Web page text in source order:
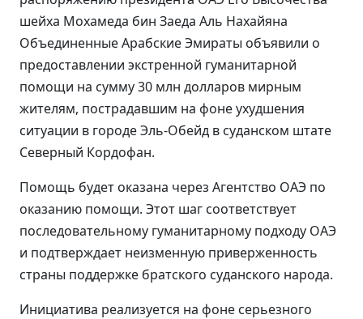
шейха Мохамеда бин Заеда Аль Нахайяна
Объединенные Арабские Эмираты объявили о
предоставлении экстренной гуманитарной
помощи на сумму 30 млн долларов мирным
жителям, пострадавшим на фоне ухудшения
ситуации в городе Эль-Обейд в суданском штате
Северный Кордофан.
Помощь будет оказана через Агентство ОАЭ по
оказанию помощи. Этот шаг соответствует
последовательному гуманитарному подходу ОАЭ
и подтверждает неизменную приверженность
страны поддержке братского суданского народа.
Инициатива реализуется на фоне серьезного